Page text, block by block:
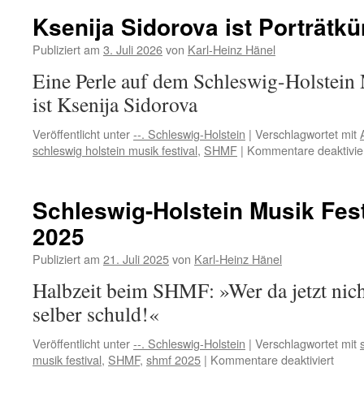
Ksenija Sidorova ist
Publiziert am 3. Juli 2026von Karl-Heinz Hänel
Eine Perle auf dem Schleswig-
ist Ksenija Sidorova
Veröffentlicht unter--. Schleswig-Holstein | Verschlagwortet mit
schleswig holstein musik festival, SHMF | Kommentare
Schleswig-Holstein Musik
2025
Publiziert am 21. Juli 2025von Karl-Heinz Hänel
Halbzeit beim SHMF: »Wer da jetzt
selber schuld!«
Veröffentlicht unter--. Schleswig-Holstein | Verschlagwortet mit
musik festival, SHMF, shmf 2025 | Kommentare deaktiviertfür